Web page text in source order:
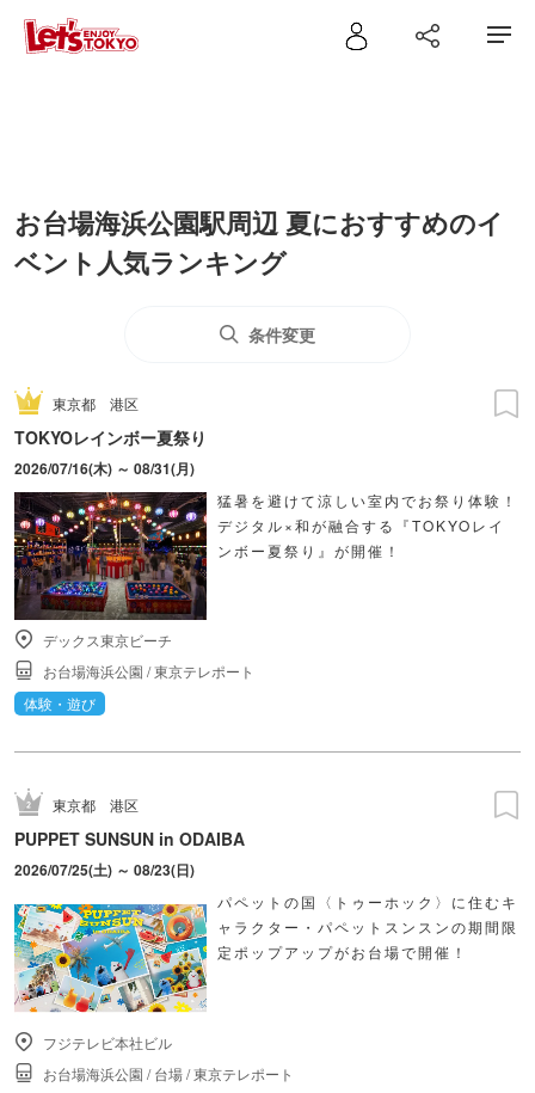
お台場海浜公園駅周辺 夏におすすめのイ
ベント人気ランキング
条件変更
東京都 港区
TOKYOレインボー夏祭り
2026/07/16(木) ～ 08/31(月)
猛暑を避けて涼しい室内でお祭り体験！
デジタル×和が融合する『TOKYOレイ
ンボー夏祭り』が開催！
デックス東京ビーチ
お台場海浜公園 /東京テレポート
体験・遊び
東京都 港区
PUPPET SUNSUN in ODAIBA
2026/07/25(土) ～ 08/23(日)
パペットの国〈トゥーホック〉に住むキ
ャラクター・パペットスンスンの期間限
定ポップアップがお台場で開催！
フジテレビ本社ビル
お台場海浜公園 /台場/東京テレポート